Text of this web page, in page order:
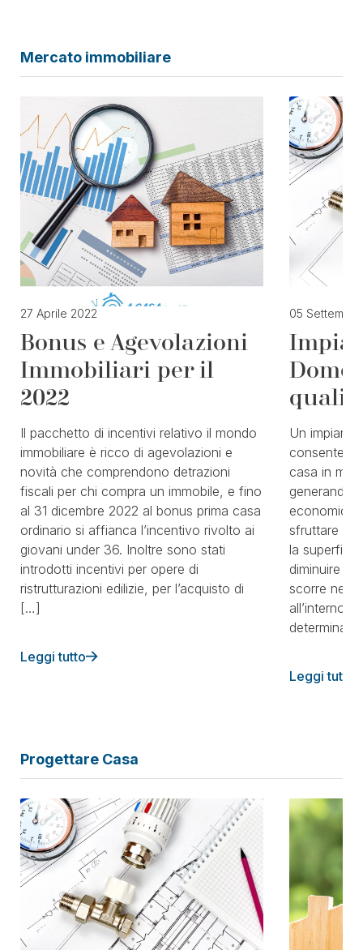
Mercato immobiliare
27 Aprile 2022
Bonus e Agevolazioni
Immobiliari per il
2022
Il pacchetto di incentivi relativo il mondo
immobiliare è ricco di agevolazioni e
novità che comprendono detrazioni
fiscali per chi compra un immobile, e fino
al 31 dicembre 2022 al bonus prima casa
ordinario si affianca l’incentivo rivolto ai
giovani under 36. Inoltre sono stati
introdotti incentivi per opere di
ristrutturazioni edilizie, per l’acquisto di
[…]
Leggi tutto
05
quali
Un
consente di
casa in
generando
economico.
sfruttare il
la
diminuire la
scorre
all’interno
Leggi tutto
Progettare Casa